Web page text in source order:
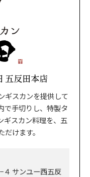
五反田本店
ギスカンを提供して
で手切りし、特製タ
ギスカン料理を、五
けます。
サンユー西五反